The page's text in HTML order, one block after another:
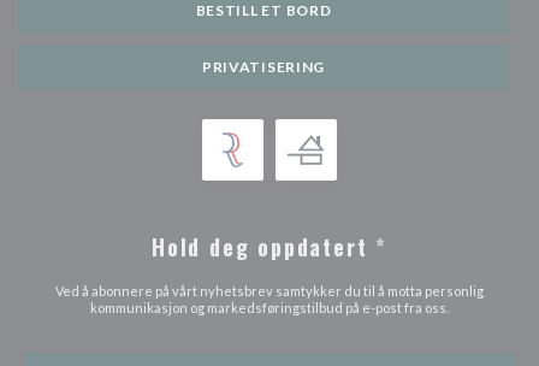
BESTILL ET BORD
PRIVATISERING
Hold deg oppdatert *
Ved å abonnere på vårt nyhetsbrev samtykker du til å motta personlig
kommunikasjon og markedsføringstilbud på e-post fra oss.